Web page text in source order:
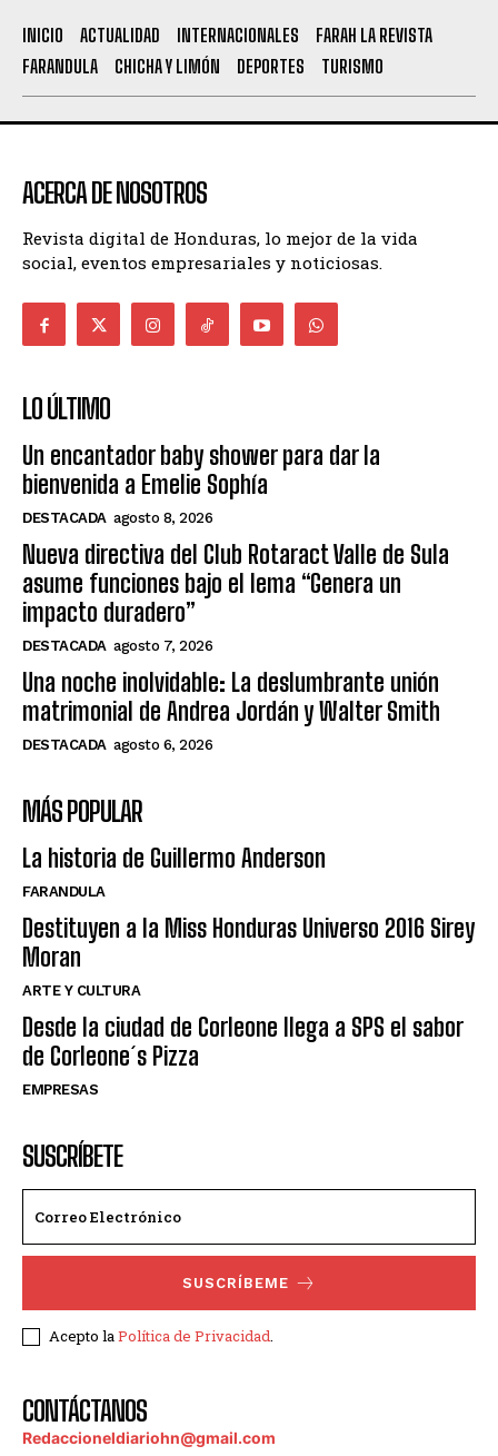
INICIO ACTUALIDAD INTERNACIONALES
FARAH LA REVISTA
FARANDULA
CHICHA Y LIMÓN DEPORTES TURISMO
ACERCA DE NOSOTROS
Revista digital de Honduras, lo mejor de la vida
social, eventos empresariales y noticiosas.
LO ÚLTIMO
Un encantador baby shower para dar la
bienvenida a Emelie Sophía
DESTACADA agosto 8, 2026
Nueva directiva del Club Rotaract Valle de Sula
asume funciones bajo el lema “Genera un
impacto duradero”
DESTACADA agosto 7, 2026
Una noche inolvidable: La deslumbrante unión
matrimonial de Andrea Jordán y Walter Smith
DESTACADA agosto 6, 2026
MÁS POPULAR
La historia de Guillermo Anderson
FARANDULA
Destituyen a la Miss Honduras Universo 2016 Sirey
Moran
ARTE Y CULTURA
Desde la ciudad de Corleone llega a SPS el sabor
de Corleone´s Pizza
EMPRESAS
SUSCRÍBETE
SUSCRÍBEME
Acepto laPolítica de Privacidad.
CONTÁCTANOS
Redaccioneldiariohn@gmail.com